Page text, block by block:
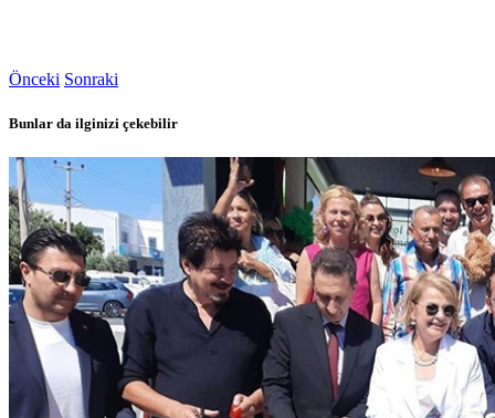
Önceki Sonraki
Bunlar da ilginizi çekebilir